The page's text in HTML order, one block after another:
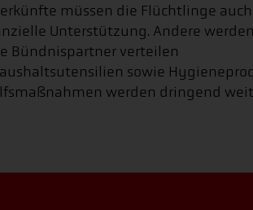
müssen die Flüchtlinge
Unterstützung. Andere
Bündnispartner verteilen
sowie
werden dringend